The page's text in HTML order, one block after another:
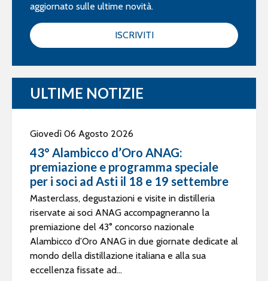
aggiornato sulle ultime novità.
ISCRIVITI
ULTIME NOTIZIE
Giovedì 06 Agosto 2026
43° Alambicco d’Oro ANAG:
premiazione e programma speciale
per i soci ad Asti il 18 e 19 settembre
Masterclass, degustazioni e visite in distilleria
riservate ai soci ANAG accompagneranno la
premiazione del 43° concorso nazionale
Alambicco d’Oro ANAG in due giornate dedicate al
mondo della distillazione italiana e alla sua
eccellenza fissate ad...